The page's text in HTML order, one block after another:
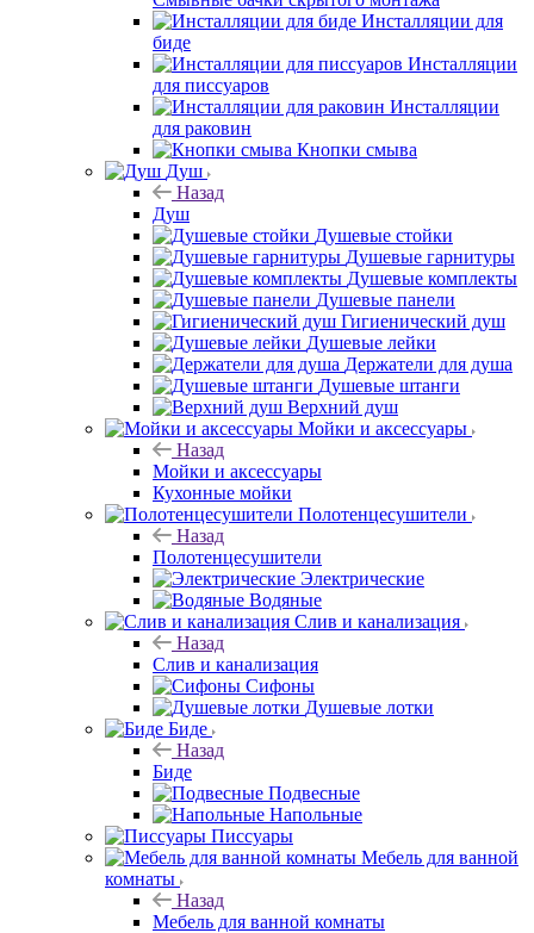
Инсталляции для
биде
Инсталляции
для писсуаров
Инсталляции
для раковин
Кнопки смыва
Душ
Назад
Душ
Душевые стойки
Душевые гарнитуры
Душевые комплекты
Душевые панели
Гигиенический душ
Душевые лейки
Держатели для душа
Душевые штанги
Верхний душ
Мойки и аксессуары
Назад
Мойки и аксессуары
Кухонные мойки
Полотенцесушители
Назад
Полотенцесушители
Электрические
Водяные
Слив и канализация
Назад
Слив и канализация
Сифоны
Душевые лотки
Биде
Назад
Биде
Подвесные
Напольные
Писсуары
Мебель для ванной
комнаты
Назад
Мебель для ванной комнаты